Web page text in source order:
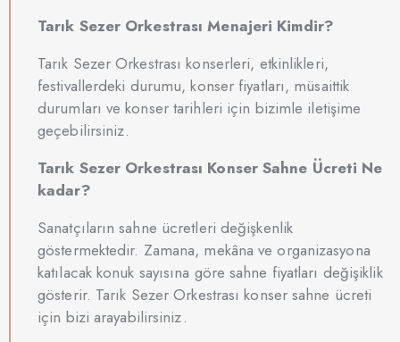
Tarık Sezer Orkestrası Menajeri Kimdir?
Tarık Sezer Orkestrası konserleri, etkinlikleri,
festivallerdeki durumu, konser fiyatları, müsaittik
durumları ve konser tarihleri için bizimle iletişime
geçebilirsiniz.
Tarık Sezer Orkestrası Konser Sahne Ücreti Ne
kadar?
Sanatçıların sahne ücretleri değişkenlik
göstermektedir. Zamana, mekâna ve organizasyona
katılacak konuk sayısına göre sahne fiyatları değişiklik
gösterir. Tarık Sezer Orkestrası konser sahne ücreti
için bizi arayabilirsiniz.